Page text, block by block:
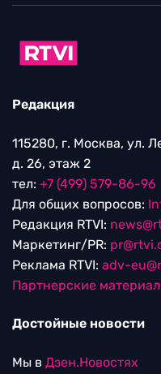
Редакция
115280, г. Москва, ул.
д. 26, этаж 2
тел: +7 (499) 579-86-96
Для общих вопросов:
Редакция RTVI:
Маркетинг/PR:
Реклама RTVI: adv-
Партнерские
Достойные новости
Мы в Дзен.Новостях